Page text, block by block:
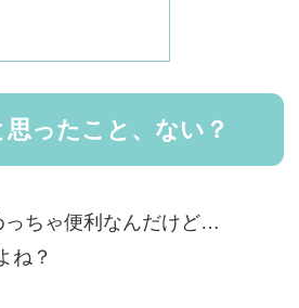
ったこと、ない？
っちゃ便利なんだけど…
ね？